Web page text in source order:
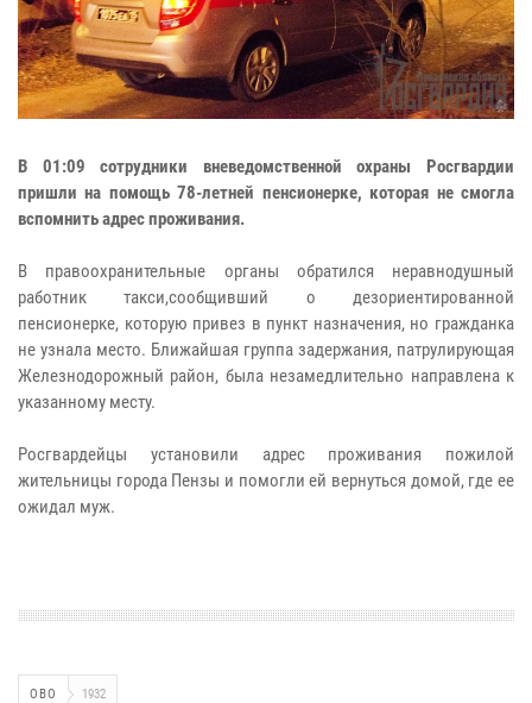
В 01:09 сотрудники вневедомственной охраны Росгвардии
пришли на помощь 78-летней пенсионерке, которая не смогла
вспомнить адрес проживания.
В правоохранительные органы обратился неравнодушный
работник такси,сообщивший о дезориентированной
пенсионерке, которую привез в пункт назначения, но гражданка
не узнала место. Ближайшая группа задержания, патрулирующая
Железнодорожный район, была незамедлительно направлена к
указанному месту.
Росгвардейцы установили адрес проживания пожилой
жительницы города Пензы и помогли ей вернуться домой, где ее
ожидал муж.
ОВО 1932